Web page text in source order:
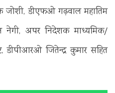
जोशी, डीएफओ गढ़वाल महातिम
नेगी, अपर निदेशक माध्यमिक/
डीपीआरओ जितेन्द्र कुमार सहित